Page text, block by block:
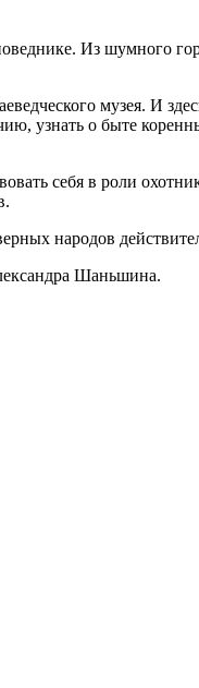
Из шумного
музея. И
узнать о быте
себя в роли
народов
Шаньшина.